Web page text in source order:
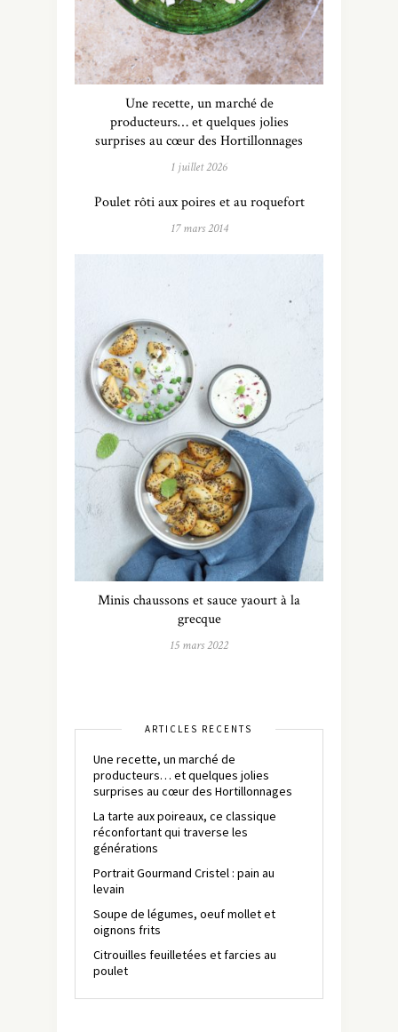
Une recette, un marché de
producteurs… et quelques jolies
surprises au cœur des Hortillonnages
1 juillet 2026
Poulet rôti aux poires et au roquefort
17 mars 2014
Minis chaussons et sauce yaourt à la
grecque
15 mars 2022
ARTICLES RÉCENTS
Une recette, un marché de
producteurs… et quelques jolies
surprises au cœur des Hortillonnages
La tarte aux poireaux, ce classique
réconfortant qui traverse les
générations
Portrait Gourmand Cristel : pain au
levain
Soupe de légumes, oeuf mollet et
oignons frits
Citrouilles feuilletées et farcies au
poulet